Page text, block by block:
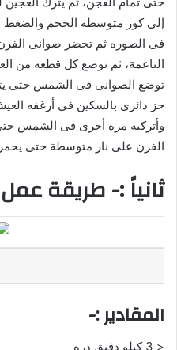
إلى كور متوسطه الحجم والضغط
فى الصوره ثم تحضر صوانى الفرن
الناعمة، ثم توضع كل قطعه من
توضع الصوانى فى الشمس حتى
حز دائرى بالسكين في أرغفه
وأتركيه مره أخرى فى الشمس
الفرن على نار متوسطة حتى يحمر
ثانياً :- طريقة
المقادير :-
< 3 كيلو دقيق ذره